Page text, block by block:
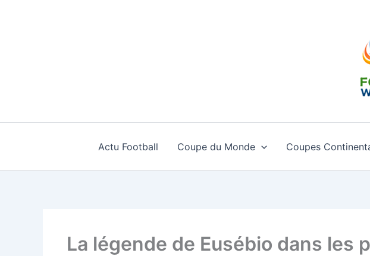
Actu Football Coupe du Monde Coupes
La légende de Eusébio dans les